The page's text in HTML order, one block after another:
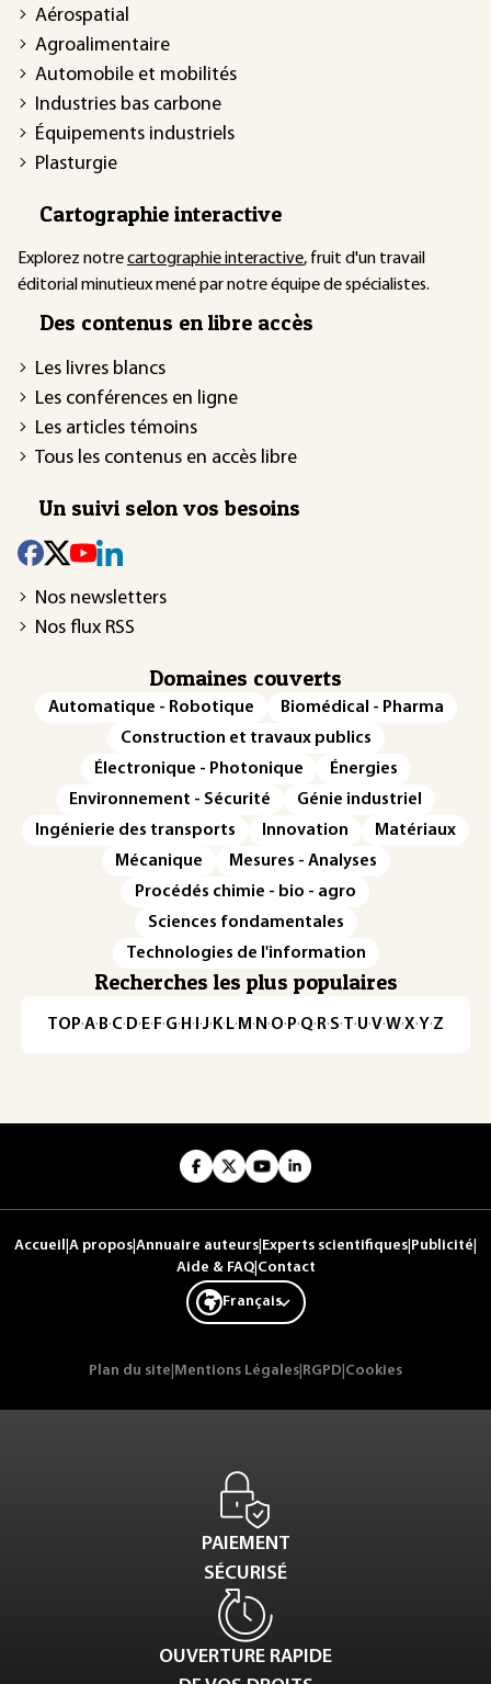
Aérospatial
Agroalimentaire
Automobile et mobilités
Industries bas carbone
Équipements industriels
Plasturgie
Cartographie interactive
Explorez notrecartographie interactive, fruit d'un travail
éditorial minutieux mené par notre équipe de spécialistes.
Des contenus en libre accès
Les livres blancs
Les conférences en ligne
Les articles témoins
Tous les contenus en accès libre
Un suivi selon vos besoins
Nos newsletters
Nos flux RSS
Domaines couverts
Automatique - Robotique
Biomédical - Pharma
Construction et travaux publics
Électronique - Photonique
Énergies
Environnement - Sécurité
Génie industriel
Ingénierie des transports
Innovation
Matériaux
Mécanique
Mesures - Analyses
Procédés chimie - bio - agro
Sciences fondamentales
Technologies de l'information
Recherches les plus populaires
TOP·A·B·C· D· E· F·G· H · ·J· K· L· M · N ·O· P·Q· R·S·T·U·V·W·X·Y·Z
Accueil A propos Annuaire auteurs Experts scientifiques Publicité
Aide & FAQ| Contact
Français
Plan du site Mentions Légales RGPD Cookies
PAIEMENT
SÉCURISÉ
OUVERTURE RAPIDE